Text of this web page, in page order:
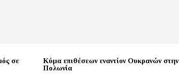
σε
Κύμα επιθέσεων εναντίον Ουκρανών στην
Πολωνία